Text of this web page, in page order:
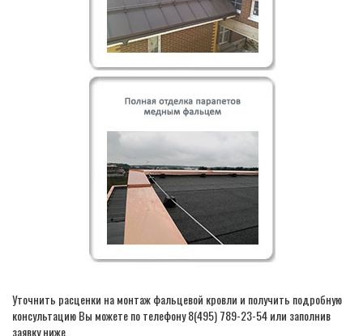
Уточнить расценки на монтаж фальцевой кровли и получить подробную
консультацию Вы можете по телефону 8(495) 789-23-54 или заполнив
заявку ниже.